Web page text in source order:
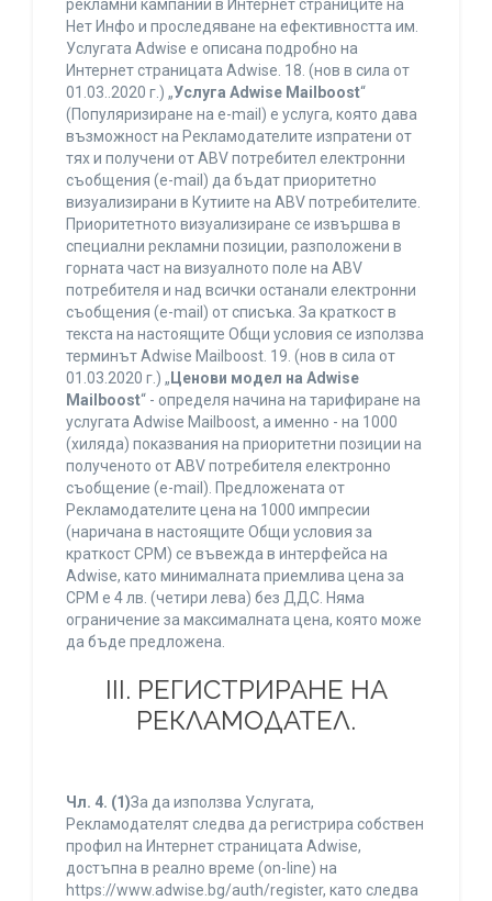
рекламни кампании в Интернет страниците на
Нет Инфо и проследяване на ефективността им.
Услугата Adwise е описана подробно на
Интернет страницата Adwise. 18. (нов в сила от
01.03..2020 г.) „Услуга Adwise Mailboost“
(Популяризиране на e-mail) е услуга, която дава
възможност на Рекламодателите изпратени от
тях и получени от ABV потребител електронни
съобщения (e-mail) да бъдат приоритетно
визуализирани в Кутиите на ABV потребителите.
Приоритетното визуализиране се извършва в
специални рекламни позиции, разположени в
горната част на визуалното поле на ABV
потребителя и над всички останали електронни
съобщения (e-mail) от списъка. За краткост в
текста на настоящите Общи условия се използва
терминът Adwise Mailboost. 19. (нов в сила от
01.03.2020 г.) „ Ценови модел на Adwise
Mailboost“ - определя начина на тарифиране на
услугата Adwise Mailboost, а именно - на 1000
(хиляда) показвания на приоритетни позиции на
полученото от ABV потребителя електронно
съобщение (e-mail). Предложената от
Рекламодателите цена на 1000 импресии
(наричана в настоящите Общи условия за
краткост CPM) се въвежда в интерфейса на
Adwise, като минималната приемлива цена за
CPM е 4 лв. (четири лева) без ДДС. Няма
ограничение за максималната цена, която може
да бъде предложена.
ІІІ. РЕГИСТРИРАНЕ НА
РЕКЛАМОДАТЕЛ.
Чл. 4. (1)За да използва Услугата,
Рекламодателят следва да регистрира собствен
профил на Интернет страницата Adwise,
достъпна в реално време (on-line) на
https://www.adwise.bg/auth/register, като следва